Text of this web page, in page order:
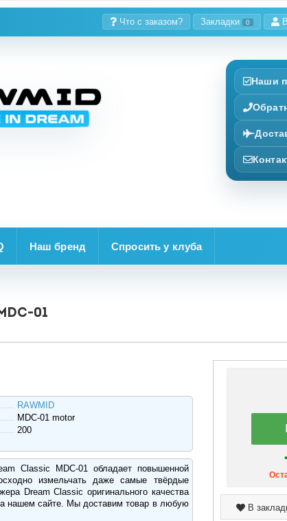
Что с заказом? Закладки 0
Наши
Наш бренд Спросить у клуба
01
В
RAWMID
MDC-01 motor
200
Classic MDC-01 обладает повышенной
измельчать даже самые твёрдые
Dream Classic оригинального качества
нашем сайте. Мы доставим товар в любую